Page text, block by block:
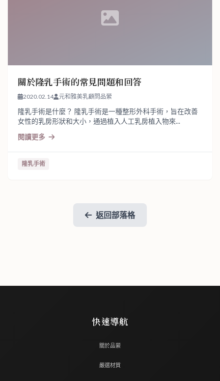
關於隆乳手術的常見問題和回答
2020.02.14 元和雅美乳顧問品縈
隆乳手術是什麼？ 隆乳手術是一種整形外科手術，旨在改善
女性的乳房形狀和大小，通過植入人工乳房植入物來...
閱讀更多
隆乳手術
返回部落格
快速導航
關於品縈
嚴選材質